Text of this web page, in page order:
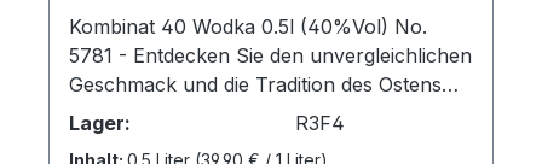
Kombinat 40 Wodka 0.5l (40%Vol) No.
5781 - Entdecken Sie den unvergleichlichen
Geschmack und die Tradition des Ostens
mit unserem erstklassigen
Wodka.Verkostungsnotiz: Frische, leicht
Lager: R3F4
Inhalt: 0.5 Liter (39,90 € / 1 Liter)